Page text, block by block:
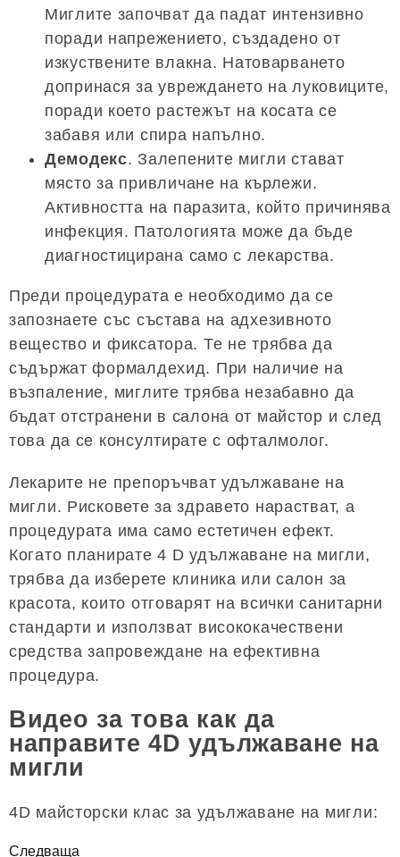
Миглите започват да падат интензивно
поради напрежението, създадено от
изкуствените влакна. Натоварването
допринася за увреждането на луковиците,
поради което растежът на косата се
забавя или спира напълно.
Демодекс. Залепените мигли стават
място за привличане на кърлежи.
Активността на паразита, който причинява
инфекция. Патологията може да бъде
диагностицирана само с лекарства.
Преди процедурата е необходимо да се
запознаете със състава на адхезивното
вещество и фиксатора. Те не трябва да
съдържат формалдехид. При наличие на
възпаление, миглите трябва незабавно да
бъдат отстранени в салона от майстор и след
това да се консултирате с офталмолог.
Лекарите не препоръчват удължаване на
мигли. Рисковете за здравето нарастват, а
процедурата има само естетичен ефект.
Когато планирате 4 D удължаване на мигли,
трябва да изберете клиника или салон за
красота, които отговарят на всички санитарни
стандарти и използват висококачествени
средства запровеждане на ефективна
процедура.
Видео за това как да
направите 4D удължаване на
мигли
4D майсторски клас за удължаване на мигли:
Следваща